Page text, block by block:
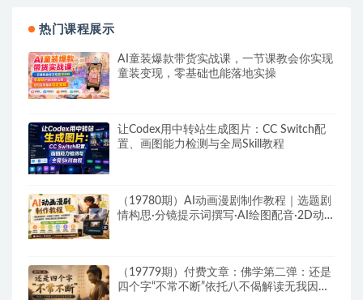
热门课程展示
AI童装爆款带货实战课，一节课教会你实现
童装变现，零基础也能落地实操
让Codex用中转站生成图片：CC Switch配
置、画图能力检测与全局Skill教程
（19780期）AI动画漫剧制作教程｜选题剧
情构思·分镜提示词撰写·AI绘图配音·2D动
（19779期）付费文章：佛学第二弹：还是
四个字“不常不断”依托八不偈解读无我因果